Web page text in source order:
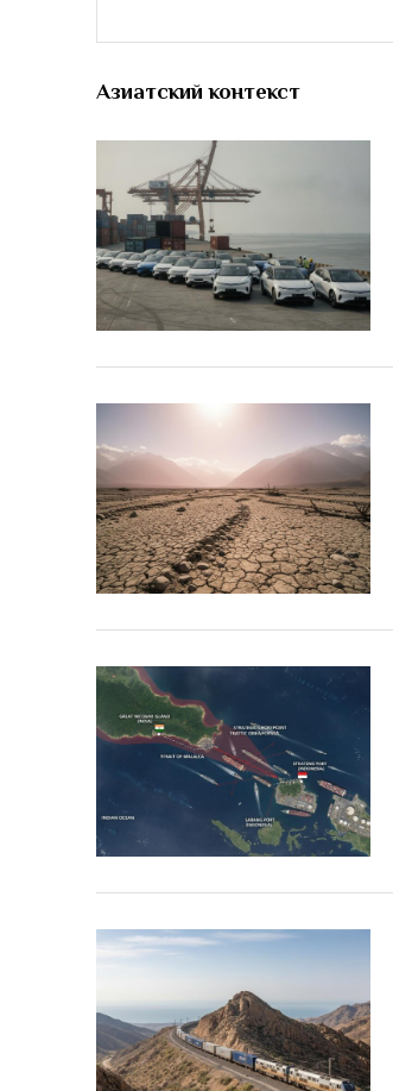
Азиатский контекст